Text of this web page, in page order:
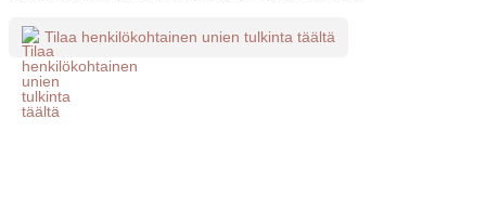
Tilaa henkilökohtainen unien tulkinta täältä